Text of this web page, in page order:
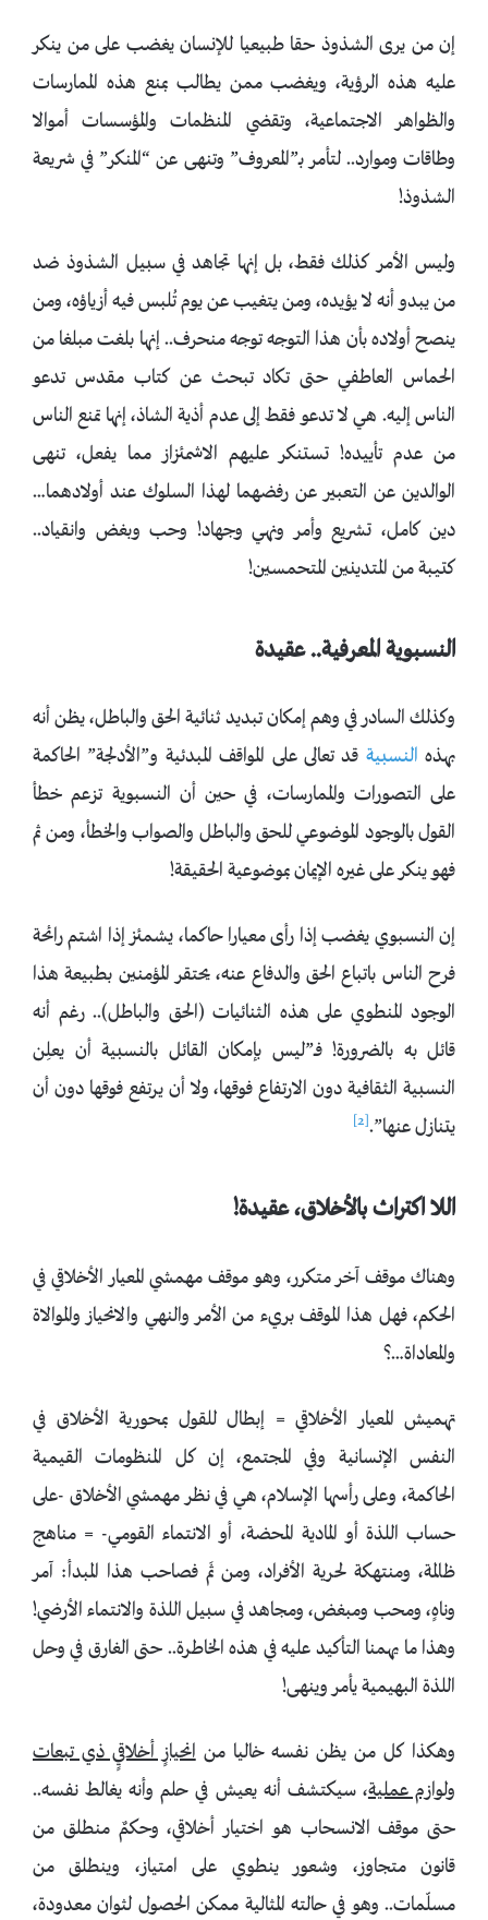
إن من يرى الشذوذ حقا طبيعيا للإنسان يغضب على من ينكر
عليه هذه الرؤية، ويغضب ممن يطالب بمنع هذه الممارسات
والظواهر الاجتماعية، وتقضي المنظمات والمؤسسات أموالا
وطاقات وموارد.. لتأمر بـ”المعروف” وتنهى عن “المنكر” في شريعة
الشذوذ!
وليس الأمر كذلك فقط، بل إنها تجاهد في سبيل الشذوذ ضد
من يبدو أنه لا يؤيده، ومن يتغيب عن يوم تُلبس فيه أزياؤه، ومن
ينصح أولاده بأن هذا التوجه توجه منحرف.. إنها بلغت مبلغا من
الحماس العاطفي حتى تكاد تبحث عن كتاب مقدس تدعو
الناس إليه. هي لا تدعو فقط إلى عدم أذية الشاذ، إنها تمنع الناس
من عدم تأييده! تستنكر عليهم الاشمئزاز مما يفعل، تنهى
الوالدين عن التعبير عن رفضهما لهذا السلوك عند أولادهما…
دين كامل، تشريع وأمر ونهي وجهاد! وحب وبغض وانقياد..
كتيبة من المتدينين المتحمسين!
النسبوية المعرفية.. عقيدة
وكذلك السادر في وهم إمكان تبديد ثنائية الحق والباطل، يظن أنه
بهذه النسبية قد تعالى على المواقف المبدئية و”الأدلجة” الحاكمة
على التصورات والممارسات، في حين أن النسبوية تزعم خطأ
القول بالوجود الموضوعي للحق والباطل والصواب والخطأ، ومن ثم
فهو ينكر على غيره الإيمان بموضوعية الحقيقة!
إن النسبوي يغضب إذا رأى معيارا حاكما، يشمئز إذا اشتم رائحة
فرح الناس باتباع الحق والدفاع عنه، يحتقر المؤمنين بطبيعة هذا
الوجود المنطوي على هذه الثنائيات (الحق والباطل).. رغم أنه
قائل به بالضرورة! فــ”ليس بإمكان القائل بالنسبية أن يعلِن
النسبية الثقافية دون الارتفاع فوقها، ولا أن يرتفع فوقها دون أن
يتنازل عنها”.[2]
اللا اكتراث بالأخلاق، عقيدة!
وهناك موقف آخر متكرر، وهو موقف مهمشي المعيار الأخلاقي في
الحكم، فهل هذا الموقف بريء من الأمر والنهي والانحياز والموالاة
والمعاداة…؟
تهميش المعيار الأخلاقي = إبطال للقول بمحورية الأخلاق في
النفس الإنسانية وفي المجتمع، إن كل المنظومات القيمية
الحاكمة، وعلى رأسها الإسلام، هي في نظر مهمشي الأخلاق -على
حساب اللذة أو المادية المحضة، أو الانتماء القومي- = مناهج
ظالمة، ومنتهكة لحرية الأفراد، ومن ثَم فصاحب هذا المبدأ: آمر
وناهٍ، ومحب ومبغض، ومجاهد في سبيل اللذة والانتماء الأرضي!
وهذا ما يهمنا التأكيد عليه في هذه الخاطرة.. حتى الغارق في وحل
اللذة البهيمية يأمر وينهى!
وهكذا كل من يظن نفسه خاليا منانحيازٍ أخلاقيٍ ذي تبعات
ولوازم عملية، سيكتشف أنه يعيش في حلم وأنه يغالط نفسه..
حتى موقف الانسحاب هو اختيار أخلاقي، وحكمٌ منطلق من
قانون متجاوز، وشعور ينطوي على امتياز، وينطلق من
مسلّمات.. وهو في حالته المثالية ممكن الحصول لثوان معدودة،